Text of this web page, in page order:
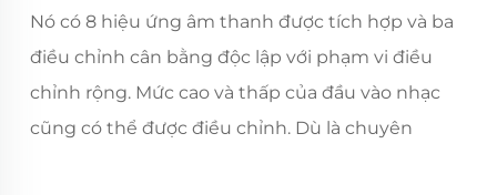
Nó có 8 hiệu ứng âm thanh được tích hợp và ba
điều chỉnh cân bằng độc lập với phạm vi điều
chỉnh rộng. Mức cao và thấp của đầu vào nhạc
cũng có thể được điều chỉnh. Dù là chuyên